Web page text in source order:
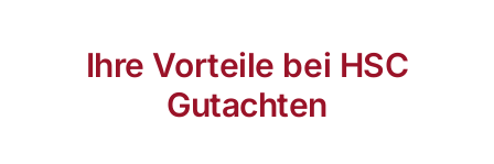
Ihre Vorteile bei HSC
Gutachten